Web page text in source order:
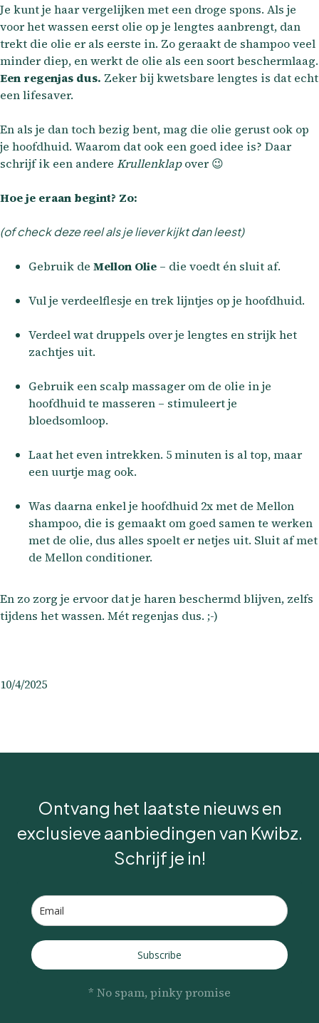
Je kunt je haar vergelijken met een droge spons. Als je
voor het wassen eerst olie op je lengtes aanbrengt, dan
trekt die olie er als eerste in. Zo geraakt de shampoo veel
minder diep, en werkt de olie als een soort beschermlaag.
Een regenjas dus. Zeker bij kwetsbare lengtes is dat echt
een lifesaver.
En als je dan toch bezig bent, mag die olie gerust ook op
je hoofdhuid. Waarom dat ook een goed idee is? Daar
schrijf ik een andere Krullenklapover 😉
Hoe je eraan begint? Zo:
(of check deze reel als je liever kijkt dan leest)
Gebruik de Mellon Olie – die voedt én sluit af.
Vul je verdeelflesje en trek lijntjes op je hoofdhuid.
Verdeel wat druppels over je lengtes en strijk het
zachtjes uit.
Gebruik een scalp massager om de olie in je
hoofdhuid te masseren – stimuleert je
bloedsomloop.
Laat het even intrekken. 5 minuten is al top, maar
een uurtje mag ook.
Was daarna enkel je hoofdhuid 2x met de Mellon
shampoo, die is gemaakt om goed samen te werken
met de olie, dus alles spoelt er netjes uit. Sluit af met
de Mellon conditioner.
En zo zorg je ervoor dat je haren beschermd blijven, zelfs
tijdens het wassen. Mét regenjas dus. ;-)
10/4/2025
Ontvang het laatste nieuws en
exclusieve aanbiedingen van Kwibz.
Schrijf je in!
Subscribe
* No spam, pinky promise